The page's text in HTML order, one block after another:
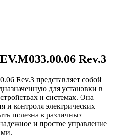
Rev.3
Rev.3 представляет собой
для установки в
и системах. Она
и контроля электрических
полезна в различных
и простое управление